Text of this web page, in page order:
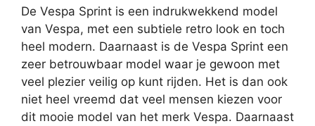
De Vespa Sprint is een indrukwekkend model
van Vespa, met een subtiele retro look en toch
heel modern. Daarnaast is de Vespa Sprint een
zeer betrouwbaar model waar je gewoon met
veel plezier veilig op kunt rijden. Het is dan ook
niet heel vreemd dat veel mensen kiezen voor
dit mooie model van het merk Vespa. Daarnaast